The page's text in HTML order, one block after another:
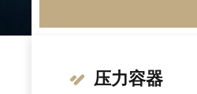
压力容器